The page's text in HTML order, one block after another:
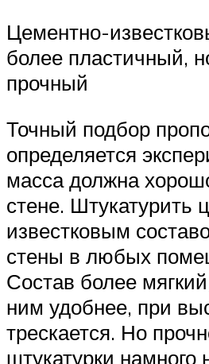
Цементно-
более пластичный,
прочный
Точный подбор
определяется
масса должна
стене. Штукатурить
известковым
стены в любых
Состав более
ним удобнее, при
трескается. Но
штукатурки